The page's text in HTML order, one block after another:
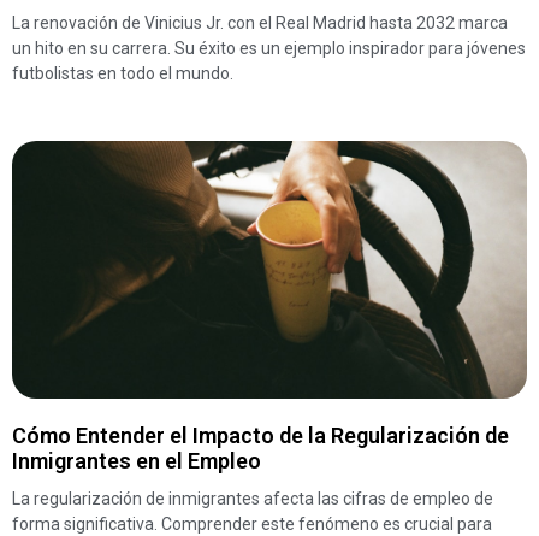
La renovación de Vinicius Jr. con el Real Madrid hasta 2032 marca
un hito en su carrera. Su éxito es un ejemplo inspirador para jóvenes
futbolistas en todo el mundo.
Cómo Entender el Impacto de la Regularización de
Inmigrantes en el Empleo
La regularización de inmigrantes afecta las cifras de empleo de
forma significativa. Comprender este fenómeno es crucial para